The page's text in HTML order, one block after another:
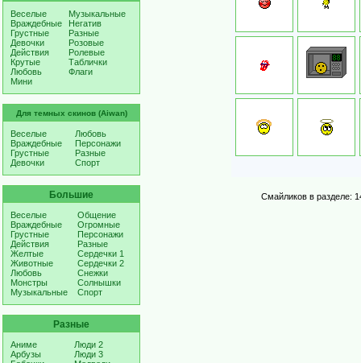
Веселые
Враждебные
Грустные
Девочки
Действия
Крутые
Любовь
Мини
Музыкальные
Негатив
Разные
Розовые
Ролевые
Таблички
Флаги
Для темных скинов (Aiwan)
Веселые
Враждебные
Грустные
Девочки
Любовь
Персонажи
Разные
Спорт
Большие
Веселые
Враждебные
Грустные
Действия
Желтые
Животные
Любовь
Монстры
Музыкальные
Общение
Огромные
Персонажи
Разные
Сердечки 1
Сердечки 2
Снежки
Солнышки
Спорт
Разные
Аниме
Арбузы
Люди 2
Люди 3
Смайликов в разделе: